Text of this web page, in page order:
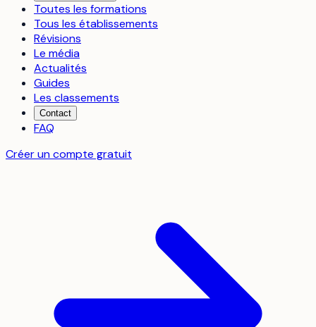
Toutes les formations
Tous les établissements
Révisions
Le média
Actualités
Guides
Les classements
Contact
FAQ
Créer un compte gratuit